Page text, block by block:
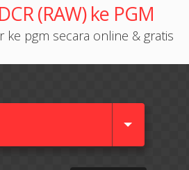
(RAW) ke PGM
ke pgm secara online & gratis